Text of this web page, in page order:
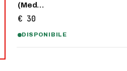
(Med…
€ 30
DISPONIBILE